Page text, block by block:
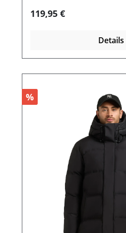
Regulärer Preis:
119,95 €
Details
%